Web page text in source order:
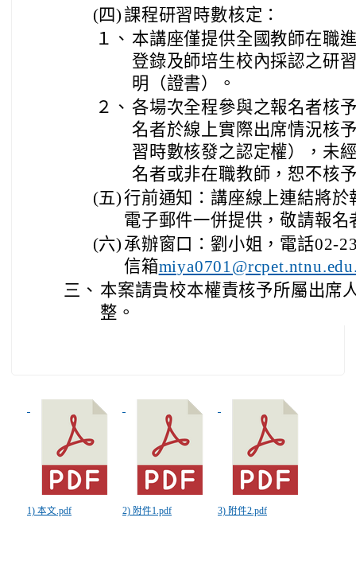
(四)課程研習時數核定：
１、 本講座僅提供全國教師在職
登錄及師培生校內採認之研
明（證書）。
２、 各場次全程參與之報名者核
名者於線上實際出席情況核
習時數核發之認定權），未
名者或非在職教師，恕不核
(五)行前通知：講座線上連結將
電子郵件一併提供，敬請報
(六) 承辦窗口：劉小姐，電話02-
信箱
三、 本案請貴校本權責核予所屬出席
整。
1) 本文.pdf 2) 附件1.pdf 3) 附件2.pdf